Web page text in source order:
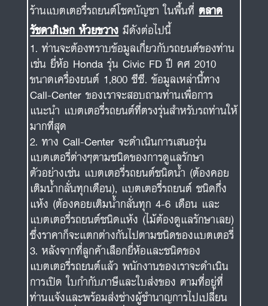
ร้านแบตเตอรี่รถยนต์โชคบัญชา ในพื้นที่ ตลาด
รัชดาภิเษก ห้วยขวาง มีดังต่อไปนี้
ท่านจะต้องทราบข้อมูลเกี่ยวกับรถยนต์ของท่าน
เช่น ยี่ห้อ Honda รุ่น Civic FD ปี คศ 2010
ขนาดเครื่องยนต์ 1,800 ซีซี. ข้อมูลเหล่านี้ทาง
Call-Center ของเราจะสอบถามท่านเพื่อการ
แนะนำ แบตเตอรี่รถยนต์ที่ตรงรุ่นสำหรับรถท่านให้
มากที่สุด
ทาง Call-Center จะดำเนินการเสนอรุ่น
แบตเตอรี่ต่างๆตามชนิดของการดูแลรักษา
ตัวอย่างเช่น แบตเตอรี่รถยนต์ชนิดน้ำ (ต้องคอย
เติมน้ำกลั่นทุกเดือน), แบตเตอรี่รถยนต์ ชนิดกึ่ง
แห้ง (ต้องคอยเติมน้ำกลั่นทุก 4-6 เดือน และ
แบตเตอรี่รถยนต์ชนิดแห้ง (ไม้ต้องดูแลรักษาเลย)
ซึ่งราคาก็จะแตกต่างกันไปตามชนิดของแบตเตอรี่
หลังจากที่ลูกค้าเลือกยี่ห้อและชนิดของ
แบตเตอรี่รถยนต์แล้ว พนักงานของเราจะดำเนิน
การเปิด ใบกำกับภาษีและใบส่งของ ตามที่อยู่ที่
ท่านแจ้งและพร้อมส่งช่างผู้ชำนาญการไปเปลี่ยน